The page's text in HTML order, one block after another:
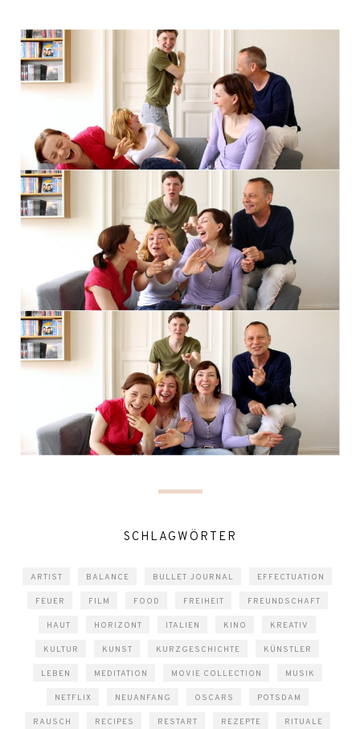
SCHLAGWÖRTER
ARTIST BALANCE BULLET JOURNAL EFFECTUATION
FEUER FILM FOOD FREIHEIT FREUNDSCHAFT
HAUT HORIZONT ITALIEN KINO KREATIV
KULTUR KUNST KURZGESCHICHTE KÜNSTLER
LEBEN MEDITATION MOVIE COLLECTION MUSIK
NETFLIX NEUANFANG OSCARS POTSDAM
RAUSCH RECIPES RESTART REZEPTE RITUALE